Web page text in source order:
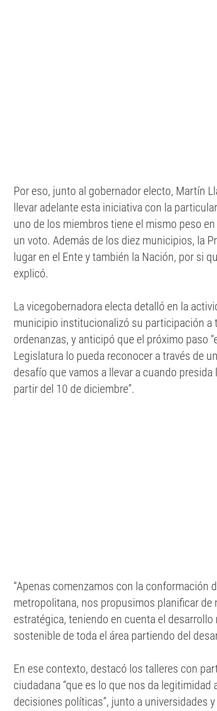
Por eso, junto al gobernador electo, Martín
llevar adelante esta iniciativa con la
uno de los miembros tiene el mismo peso
un voto. Además de los diez municipios, la
lugar en el Ente y también la Nación, por si
explicó.
La vicegobernadora electa detalló en la
municipio institucionalizó su participación a
ordenanzas, y anticipó que el próximo paso
Legislatura lo pueda reconocer a través de
desafío que vamos a llevar a cuando presida
partir del 10 de diciembre”.
“Apenas comenzamos con la conformación
metropolitana, nos propusimos planificar de
estratégica, teniendo en cuenta el desarrollo
sostenible de toda el área partiendo del
En ese contexto, destacó los talleres con
ciudadana “que es lo que nos da legitimidad
decisiones políticas”, junto a universidades